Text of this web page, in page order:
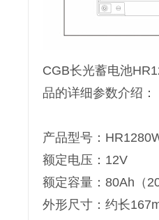
CGB长光蓄电池
品的详细参数介绍：
产品型号：
额定电压：12V
额定容量：80Ah（
外形尺寸：约长